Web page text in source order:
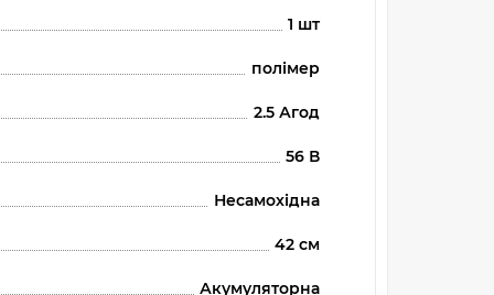
1 шт
полімер
2.5 Агод
56 В
Несамохідна
42 см
Акумуляторна